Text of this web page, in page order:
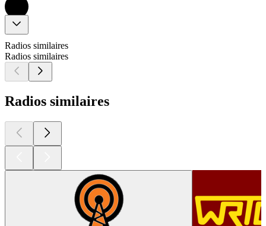
Radios similaires
Radios similaires
Radios similaires